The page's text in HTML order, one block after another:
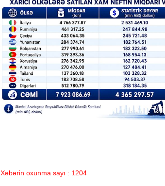
Xəbərin oxunma sayı : 1204